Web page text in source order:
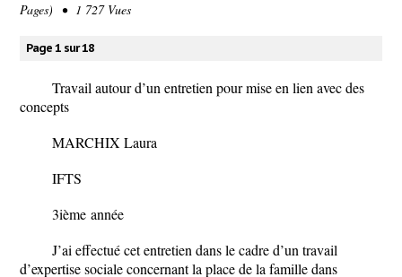
Pages) • 1 727 Vues
Page 1 sur 18
Travail autour d’un entretien pour mise en lien avec des
concepts
MARCHIX Laura
IFTS
3ième année
J’ai effectué cet entretien dans le cadre d’un travail
d’expertise sociale concernant la place de la famille dans